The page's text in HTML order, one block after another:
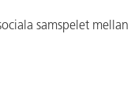
samspelet